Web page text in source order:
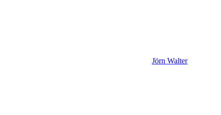
Jörn Walter